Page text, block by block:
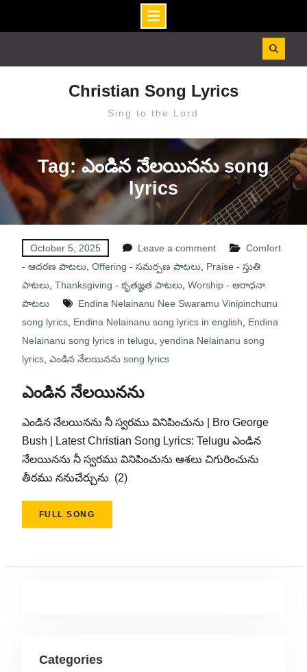
Christian Song Lyrics
Sing to the Lord
Tag: ఎండిన నేలయినను song
lyrics
October 5, 2025 Leave a comment
Comfort
- ఆదరణ పాటలు, Offering - సమర్పణ పాటలు, Praise - స్తుతి
పాటలు, Thanksgiving - కృతజ్ఞత పాటలు, Worship - ఆరాధనా
పాటలు
Endina Nelainanu Nee Swaramu Vinipinchunu
song lyrics, Endina Nelainanu song lyrics in english
Endina
Nelainanu song lyrics in telugu yendina Nelainanu song
lyrics, ఎండిన నేలయినను song lyrics
ఎండిన నేలయినను
ఎండిన నేలయినను నీ స్వరము వినిపించును | Bro George
Bush | Latest Christian Song Lyrics: Telugu ఎండిన
నేలయినను నీ స్వరము వినిపించును ఆశలు చిగురించును
తీరము ననుచేర్చును (2)
FULL SONG
Categories